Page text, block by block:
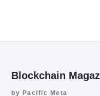
Blockchain
by Pacific Meta